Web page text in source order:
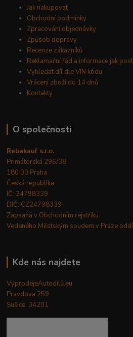
Jak nakupovat
Obchodní podmínky
Zpracování objednávky
Způsob dopravy
Recenze zákazníků
Reklamační řád a informace jak
Vyhledat díl dle VIN kódu
Vrácení zboží do 14 dnů
Kontakty
O společnosti
Rebakauf s.r.o.
Primátorská 296/38
180 00 Praha
Česká republika
IČ: 24798339
DIČ: CZ24798339
Zapsaná v Obchodním rejstříku.
Vedeného Městským soudem v Praze
Kde nás najdete
VýprodejeAutodílů.eu
Pravdova 259
Sušice, 34201